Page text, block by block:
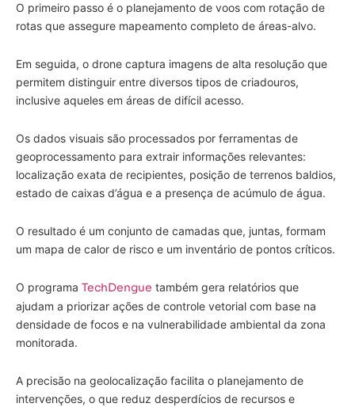
O primeiro passo é o planejamento de voos com rotação de
rotas que assegure mapeamento completo de áreas-alvo.
Em seguida, o drone captura imagens de alta resolução que
permitem distinguir entre diversos tipos de criadouros,
inclusive aqueles em áreas de difícil acesso.
Os dados visuais são processados por ferramentas de
geoprocessamento para extrair informações relevantes:
localização exata de recipientes, posição de terrenos baldios,
estado de caixas d’água e a presença de acúmulo de água.
O resultado é um conjunto de camadas que, juntas, formam
um mapa de calor de risco e um inventário de pontos críticos.
O programa TechDengue também gera relatórios que
ajudam a priorizar ações de controle vetorial com base na
densidade de focos e na vulnerabilidade ambiental da zona
monitorada.
A precisão na geolocalização facilita o planejamento de
intervenções, o que reduz desperdícios de recursos e